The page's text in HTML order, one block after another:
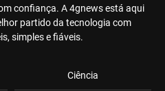
confiança. A 4gnews está aqui
partido da tecnologia com
simples e fiáveis.
Ciência